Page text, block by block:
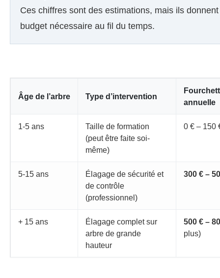
Ces chiffres sont des estimations, mais ils
budget nécessaire au fil du temps.
Âge de l’arbre Type d’intervention
annuelle
1-5 ans
Taille de formation
(peut être faite soi-
même)
0 € – 150
5-15 ans
Élagage de sécurité et
de contrôle
(professionnel)
300 € –
+ 15 ans
Élagage complet sur
arbre de grande
hauteur
500 € –
plus)